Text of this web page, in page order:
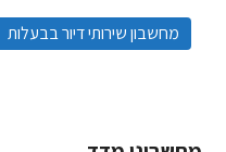
מחשבון שירותי דיור בבעלות